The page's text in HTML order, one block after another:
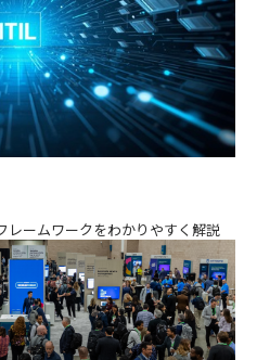
レームワークをわかりやすく解説